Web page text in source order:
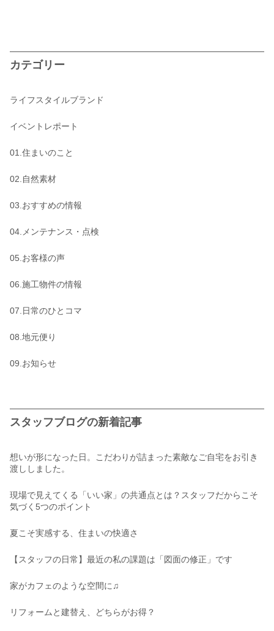
カテゴリー
ライフスタイルブランド
イベントレポート
01.住まいのこと
02.自然素材
03.おすすめの情報
04.メンテナンス・点検
05.お客様の声
06.施工物件の情報
07.日常のひとコマ
08.地元便り
09.お知らせ
スタッフブログの新着記事
想いが形になった日。こだわりが詰まった素敵なご自宅をお引き
渡ししました。
現場で見えてくる「いい家」の共通点とは？スタッフだからこそ
気づく5つのポイント
夏こそ実感する、住まいの快適さ
【スタッフの日常】最近の私の課題は「図面の修正」です
家がカフェのような空間に♫
リフォームと建替え、どちらがお得？